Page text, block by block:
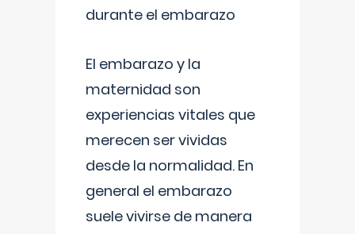
durante el embarazo
El embarazo y la
maternidad son
experiencias vitales que
merecen ser vividas
desde la normalidad. En
general el embarazo
suele vivirse de manera